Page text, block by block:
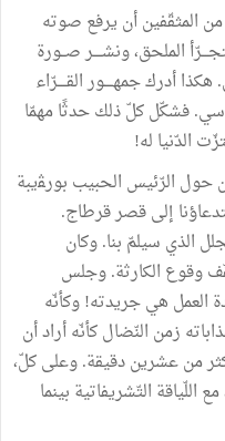
من المثقّفينأن يرفع صوته
الملحق،ونشــــرصــورة
. هكذاأدركجمهــــورالقــــرّاء
.فشكّلكلّذلكحدثًامهمّا
الدّنيا له!
حول الرّئيس الحبيب بورﭭيبة
إلىقصرقرطاج.
الذي سيلمّ بنا.وكان
وقوع الكارثة.وجلس
العمل هيجريدته!وكأنّه
زمن النّضالكأنّهأرادأن
منعشريندقيقة.وعلىكلّ،
مع اللّياقة التّشريفاتية بينما